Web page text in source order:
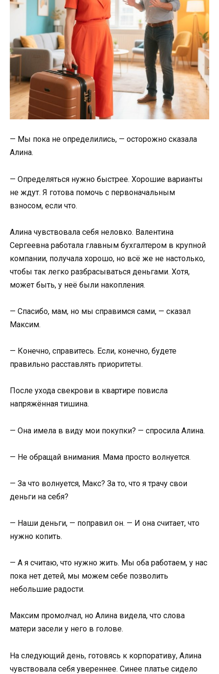
— Мы пока не определились, — осторожно сказала
Алина.
— Определяться нужно быстрее. Хорошие варианты
не ждут. Я готова помочь с первоначальным
взносом, если что.
Алина чувствовала себя неловко. Валентина
Сергеевна работала главным бухгалтером в крупной
компании, получала хорошо, но всё же не настолько,
чтобы так легко разбрасываться деньгами. Хотя,
может быть, у неё были накопления.
— Спасибо, мам, но мы справимся сами, — сказал
Максим.
— Конечно, справитесь. Если, конечно, будете
правильно расставлять приоритеты.
После ухода свекрови в квартире повисла
напряжённая тишина.
— Она имела в виду мои покупки? — спросила Алина.
— Не обращай внимания. Мама просто волнуется.
— За что волнуется, Макс? За то, что я трачу свои
деньги на себя?
— Наши деньги, — поправил он. — И она считает, что
нужно копить.
— А я считаю, что нужно жить. Мы оба работаем, у нас
пока нет детей, мы можем себе позволить
небольшие радости.
Максим промолчал, но Алина видела, что слова
матери засели у него в голове.
На следующий день, готовясь к корпоративу, Алина
чувствовала себя увереннее. Синее платье сидело